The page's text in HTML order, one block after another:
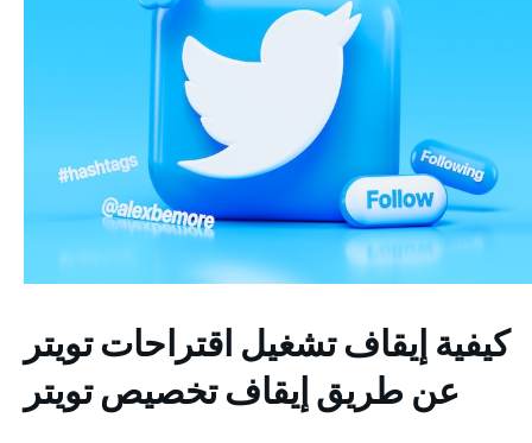
كيفية إيقاف تشغيل اقتراحاتتويتر
عن طريق إيقاف تخصيص تويتر